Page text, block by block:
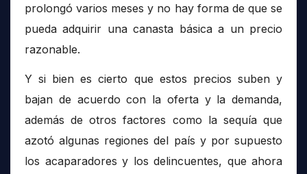
prolongó varios meses y no hay forma de que se
pueda adquirir una canasta básica a un precio
razonable.
Y si bien es cierto que estos precios suben y
bajan de acuerdo con la oferta y la demanda,
además de otros factores como la sequía que
azotó algunas regiones del país y por supuesto
los acaparadores y los delincuentes, que ahora